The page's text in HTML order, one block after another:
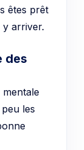
êtes prêt
y arriver.
des
les